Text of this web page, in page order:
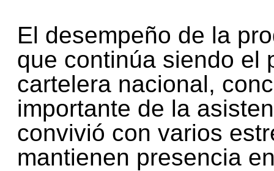
El desempeño de la
que continúa siendo el
cartelera nacional,
importante de la
convivió con varios
mantienen presencia